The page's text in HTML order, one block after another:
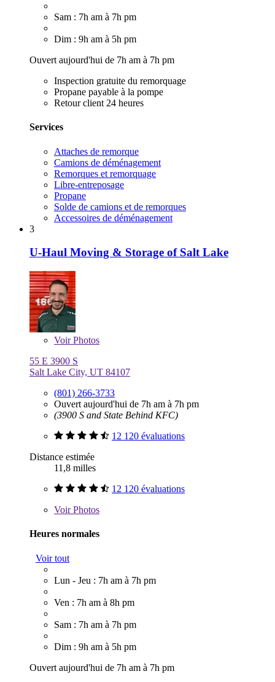
Sam : 7h am à 7h pm
Dim : 9h am à 5h pm
Ouvert aujourd'hui de 7h am à 7h pm
Inspection gratuite du remorquage
Propane payable à la pompe
Retour client 24 heures
Services
Attaches de remorque
Camions de déménagement
Remorques et remorquage
Libre-entreposage
Propane
Solde de camions et de remorques
Accessoires de déménagement
3
U-Haul Moving & Storage of Salt Lake
VoirPhotos
55 E 3900 S
Salt Lake City, UT 84107
(801) 266-3733
Ouvert aujourd'hui de 7h am à 7h pm
(3900 S and State Behind KFC)
12 120 évaluations
Distance estimée
11,8 milles
12 120 évaluations
VoirPhotos
Heures normales
Voir tout
Lun - Jeu : 7h am à 7h pm
Ven : 7h am à 8h pm
Sam : 7h am à 7h pm
Dim : 9h am à 5h pm
Ouvert aujourd'hui de 7h am à 7h pm